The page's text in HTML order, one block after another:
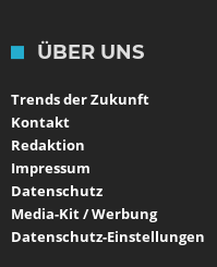
ÜBER UNS
Trends der Zukunft
Kontakt
Redaktion
Impressum
Datenschutz
Media-Kit / Werbung
Datenschutz-Einstellungen